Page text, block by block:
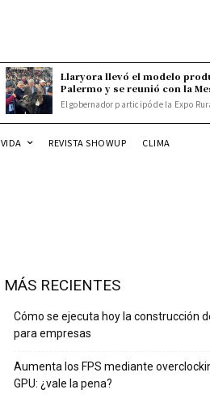
Llaryora llevó el modelo
Palermo y se reunió con la
El gobernador participó de la Expo
VIDA REVISTA SHOWUP CLIMA
MÁS RECIENTES
Cómo se ejecuta hoy la construcción
para empresas
Aumenta los FPS mediante
GPU: ¿vale la pena?